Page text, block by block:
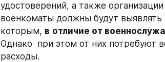
удостоверений, а также
военкоматы должны будут
которым, в отличие от
Однако  при этом от них потребуют
расходы.